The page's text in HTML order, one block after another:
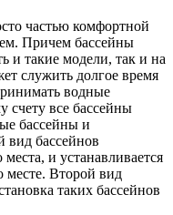
частью комфортной
Причем бассейны
и такие модели, так и на
служить долгое время
водные
все бассейны
бассейны и
бассейнов
и устанавливается
месте. Второй вид
таких бассейнов